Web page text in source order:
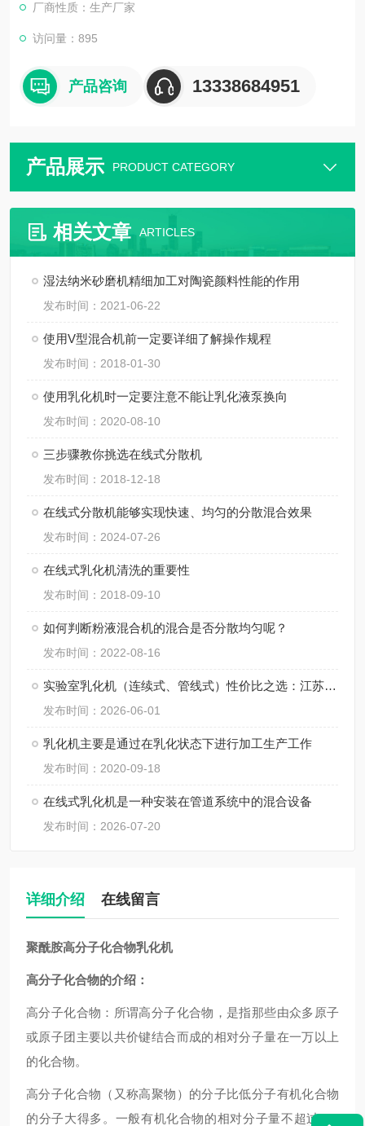
厂商性质：生产厂家
访问量：895
产品咨询 13338684951
产品展示 PRODUCT CATEGORY
相关文章 ARTICLES
湿法纳米砂磨机精细加工对陶瓷颜料性能的作用
发布时间：2021-06-22
使用V型混合机前一定要详细了解操作规程
发布时间：2018-01-30
使用乳化机时一定要注意不能让乳化液泵换向
发布时间：2020-08-10
三步骤教你挑选在线式分散机
发布时间：2018-12-18
在线式分散机能够实现快速、均匀的分散混合效果
发布时间：2024-07-26
在线式乳化机清洗的重要性
发布时间：2018-09-10
如何判断粉液混合机的混合是否分散均匀呢？
发布时间：2022-08-16
实验室乳化机（连续式、管线式）性价比之选：江苏思峻如何平衡价格与 0.2 微米级乳化效果
发布时间：2026-06-01
乳化机主要是通过在乳化状态下进行加工生产工作
发布时间：2020-09-18
在线式乳化机是一种安装在管道系统中的混合设备
发布时间：2026-07-20
详细介绍 在线留言
聚酰胺高分子化合物乳化机
高分子化合物的介绍：
高分子化合物：所谓高分子化合物，是指那些由众多原子
或原子团主要以共价键结合而成的相对分子量在一万以上
的化合物。
高分子化合物（又称高聚物）的分子比低分子有机化合物
的分子大得多。一般有机化合物的相对分子量不超过100